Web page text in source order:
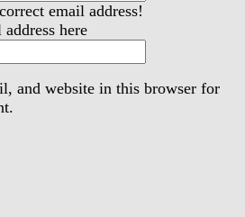
email address!
here
and website in this browser for